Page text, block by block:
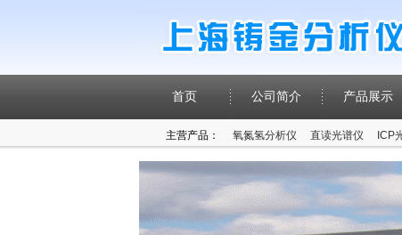
首页 公司简介 产品展示
主营产品： 氧氮氢分析仪 直读光谱仪 ICP